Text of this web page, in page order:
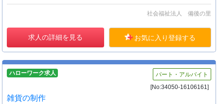
社会福祉法人 備後の里
求人の詳細を見る お気に入り登録する
ハローワーク求人
パート・アルバイト
[No:34050-16106161]
雑貨の制作